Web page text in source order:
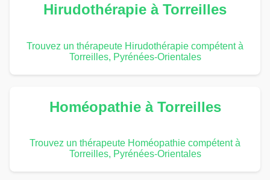
Hirudothérapie à Torreilles
Trouvez un thérapeute Hirudothérapie compétent à
Torreilles, Pyrénées-Orientales
Homéopathie à Torreilles
Trouvez un thérapeute Homéopathie compétent à
Torreilles, Pyrénées-Orientales